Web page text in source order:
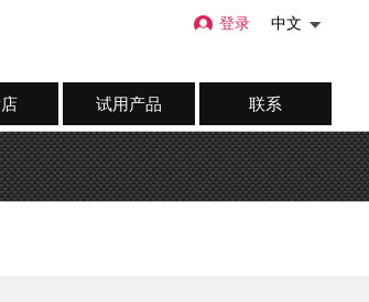
试用产品 联系
登录 中文